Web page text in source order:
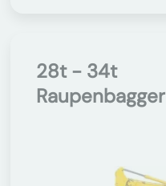
28t - 34t
Raupenbagger